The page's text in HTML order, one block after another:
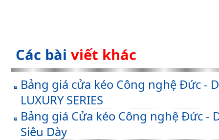
Các bài viết khác
Bảng giá cửa kéo Công nghệ Đức -
LUXURY SERIES
Bảng giá Cửa kéo Công nghệ Đức -
Siêu Dày